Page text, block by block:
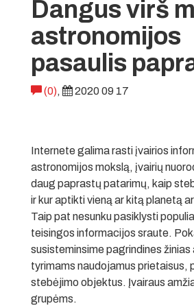
Dangus virš
astronomijos
pasaulis
(0), 2020 09 17
Internete galima rasti įvairios
astronomijos mokslą, įvairių
daug paprastų patarimų, kaip
ir kur aptikti vieną ar kitą planetą
Taip pat nesunku pasiklysti
teisingos informacijos sraute.
susisteminsime pagrindines
tyrimams naudojamus prietaisus,
stebėjimo objektus. Įvairaus
grupėms.